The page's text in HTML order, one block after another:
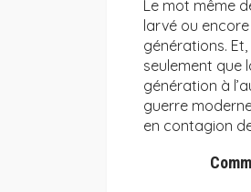
Le mot même
larvé ou
générations.
seulement que
génération à
guerre
en contagion